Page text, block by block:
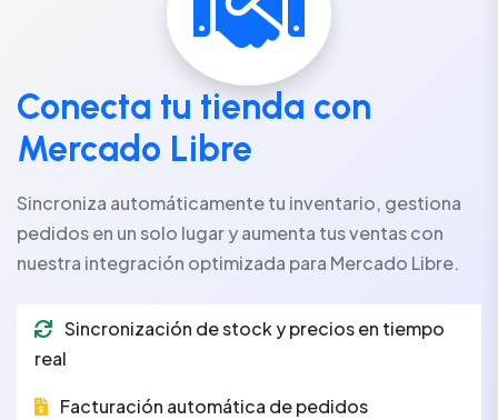
Conecta tu tienda con
Mercado Libre
Sincroniza automáticamente tu inventario, gestiona
pedidos en un solo lugar y aumenta tus ventas con
nuestra integración optimizada para Mercado Libre.
Sincronización de stock y precios en tiempo
real
Facturación automática de pedidos